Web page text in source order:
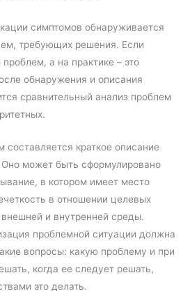
симптомов обнаруживается
требующих решения. Если
а на практике – это
обнаружения и описания
сравнительный анализ проблем
краткое описание
может быть сформулировано
в котором имеет место
в отношении целевых
и внутренней среды.
проблемной ситуации должна
вопросы: какую проблему и при
когда ее следует решать,
это делать.